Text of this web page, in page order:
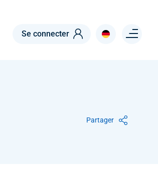
Se connecter Menu right
Partager